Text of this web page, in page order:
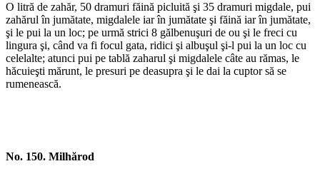
O litră de zahăr, 50 dramuri făină picluită şi 35 dramuri migdale, pui
zahărul în jumătate, migdalele iar în jumătate şi făină iar în jumătate,
şi le pui la un loc; pe urmă strici 8 gălbenuşuri de ou şi le freci cu
lingura şi, când va fi focul gata, ridici şi albuşul şi-l pui la un loc cu
celelalte; atunci pui pe tablă zaharul şi migdalele câte au rămas, le
hăcuieşti mărunt, le presuri pe deasupra şi le dai la cuptor să se
rumenească.
No. 150. Milhărod